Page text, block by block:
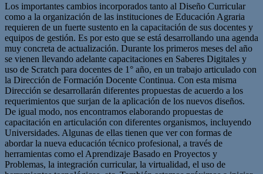
Los importantes cambios incorporados tanto al Diseño Curricular
como a la organización de las instituciones de Educación Agraria
requieren de un fuerte sustento en la capacitación de sus docentes y
equipos de gestión. Es por esto que se está desarrollando una agenda
muy concreta de actualización. Durante los primeros meses del año
se vienen llevando adelante capacitaciones en Saberes Digitales y
uso de Scratch para docentes de 1° año, en un trabajo articulado con
la Dirección de Formación Docente Continua. Con esta misma
Dirección se desarrollarán diferentes propuestas de acuerdo a los
requerimientos que surjan de la aplicación de los nuevos diseños.
De igual modo, nos encontramos elaborando propuestas de
capacitación en articulación con diferentes organismos, incluyendo
Universidades. Algunas de ellas tienen que ver con formas de
abordar la nueva educación técnico profesional, a través de
herramientas como el Aprendizaje Basado en Proyectos y
Problemas, la integración curricular, la virtualidad, el uso de